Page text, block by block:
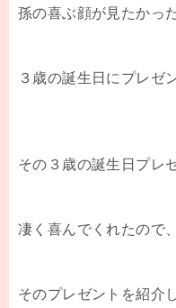
孫の喜ぶ顔が見たかっ
３歳の誕生日にプレゼ
その３歳の誕生日プレ
凄く喜んでくれたので、
そのプレゼントを紹介